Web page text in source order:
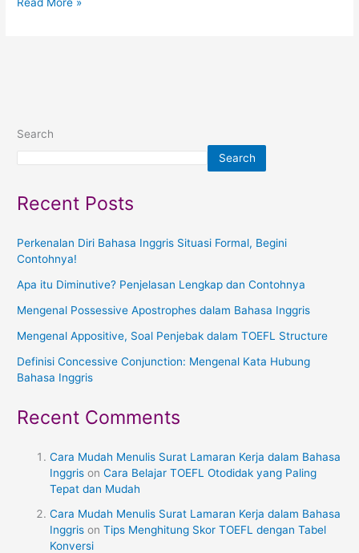
Search
Search
Recent Posts
Perkenalan Diri Bahasa Inggris Situasi Formal, Begini
Contohnya!
Apa itu Diminutive? Penjelasan Lengkap dan Contohnya
Mengenal Possessive Apostrophes dalam Bahasa Inggris
Mengenal Appositive, Soal Penjebak dalam TOEFL Structure
Definisi Concessive Conjunction: Mengenal Kata Hubung
Bahasa Inggris
Recent Comments
Cara Mudah Menulis Surat Lamaran Kerja dalam Bahasa
Inggris onCara Belajar TOEFL Otodidak yang Paling
Tepat dan Mudah
Cara Mudah Menulis Surat Lamaran Kerja dalam Bahasa
Inggris onTips Menghitung Skor TOEFL dengan Tabel
Konversi